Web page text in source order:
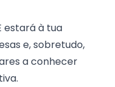
estará à tua
e, sobretudo,
a conhecer